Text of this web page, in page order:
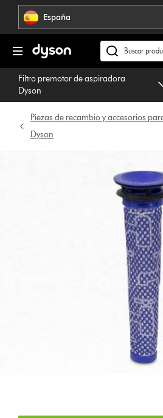
Omitir
navegación España
Buscar
en
dyson.es
Filtro premotor de aspiradora
Dyson
Piezas de recambio y accesorios
Dyson